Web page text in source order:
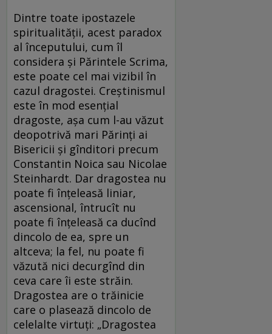
Dintre toate ipostazele
spiritualității, acest paradox
al începutului, cum îl
considera și Părintele Scrima,
este poate cel mai vizibil în
cazul dragostei. Creștinismul
este în mod esențial
dragoste, așa cum l-au văzut
deopotrivă mari Părinți ai
Bisericii și gînditori precum
Constantin Noica sau Nicolae
Steinhardt. Dar dragostea nu
poate fi înțeleasă liniar,
ascensional, întrucît nu
poate fi înțeleasă ca ducînd
dincolo de ea, spre un
altceva; la fel, nu poate fi
văzută nici decurgînd din
ceva care îi este străin.
Dragostea are o trăinicie
care o plasează dincolo de
celelalte virtuți: „Dragostea